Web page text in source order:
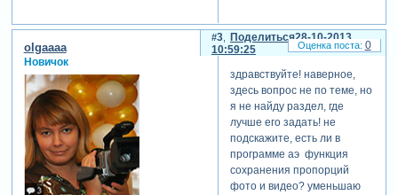
скрытого
текста
Зарегистрируйтесь,
чтобы
увидеть
ссылки
или
зарегистрируйтесь
Поделиться
3
28-10-2013
10:59:25
olgaaaa
Новичок
здравствуйте! наверное,
здесь вопрос не по теме, но
я не найду раздел, где
лучше его задать! не
подскажите, есть ли в
программе аэ функция
сохранения пропорций
фото и видео? уменьшаю
0